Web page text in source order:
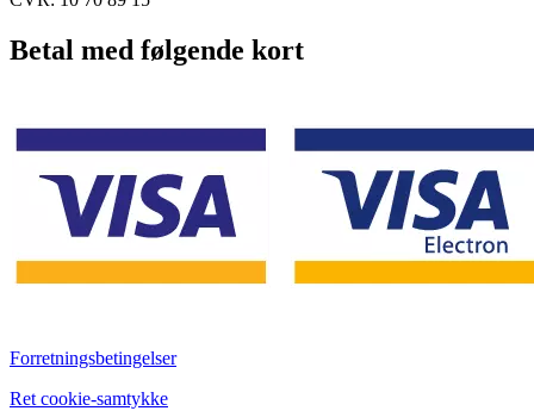
Betal med følgende kort
Forretningsbetingelser
Ret cookie-samtykke